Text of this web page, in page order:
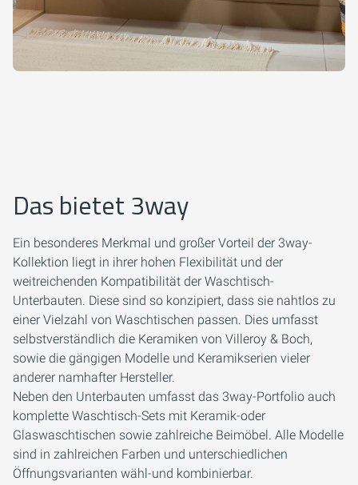
Das bietet 3way
Ein besonderes Merkmal und großer Vorteil der 3way-
Kollektion liegt in ihrer hohen Flexibilität und der
weitreichenden Kompatibilität der Waschtisch-
Unterbauten. Diese sind so konzipiert, dass sie nahtlos zu
einer Vielzahl von Waschtischen passen. Dies umfasst
selbstverständlich die Keramiken von Villeroy & Boch,
sowie die gängigen Modelle und Keramikserien vieler
anderer namhafter Hersteller.
Neben den Unterbauten umfasst das 3way-Portfolio auch
komplette Waschtisch-Sets mit Keramik-oder
Glaswaschtischen sowie zahlreiche Beimöbel. Alle Modelle
sind in zahlreichen Farben und unterschiedlichen
Öffnungsvarianten wähl-und kombinierbar.